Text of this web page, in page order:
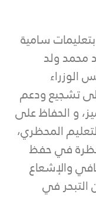
سامية
محمد ولد
الوزراء
يوم 16 سبتمبر 2020، إلى تشجيع ودعم
و الحفاظ على
المحظري،
في حفظ
والإشعاع
التبحر في